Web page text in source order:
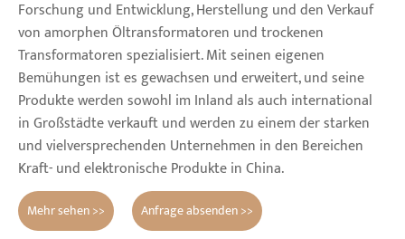
Forschung und Entwicklung, Herstellung und den Verkauf
von amorphen Öltransformatoren und trockenen
Transformatoren spezialisiert. Mit seinen eigenen
Bemühungen ist es gewachsen und erweitert, und seine
Produkte werden sowohl im Inland als auch international
in Großstädte verkauft und werden zu einem der starken
und vielversprechenden Unternehmen in den Bereichen
Kraft- und elektronische Produkte in China.
Mehr sehen >> Anfrage absenden >>